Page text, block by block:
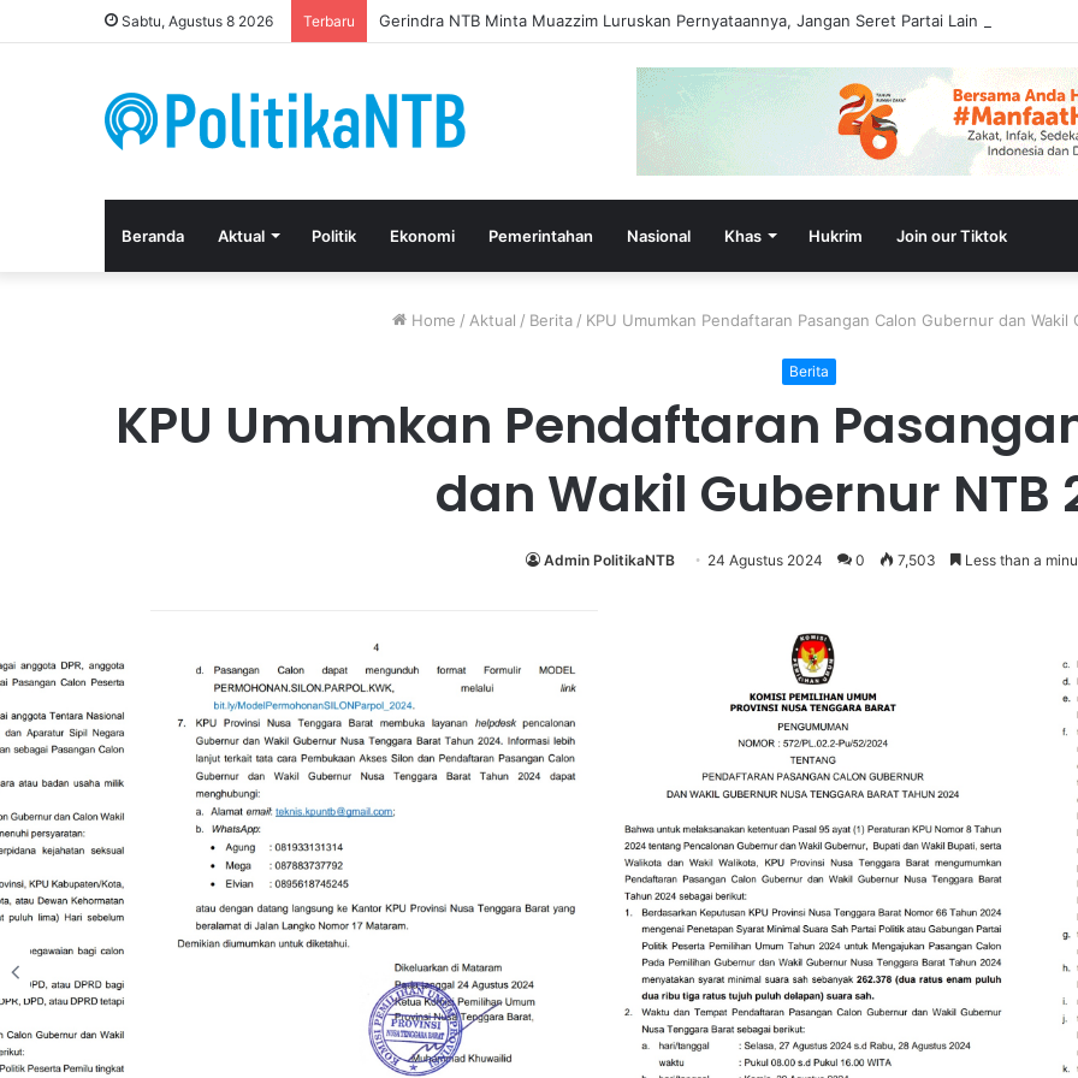
Sabtu, Agustus 8 2026 Terbaru Gerindra NTB Minta Muazzim Luruskan Pernyataannya, Jangan Seret Partai Lain ke Polemik
Beranda Aktual Politik Ekonomi Pemerintahan Nasional Khas Hukrim Join our Tiktok
Home / Aktual / Berita / KPU Umumkan Pendaftaran Pasangan Calon Gubernur dan
Berita
KPU Umumkan Pendaftaran
dan Wakil Gubernur NTB
Admin PolitikaNTB 24 Agustus 2024 0 7,503 Less than a